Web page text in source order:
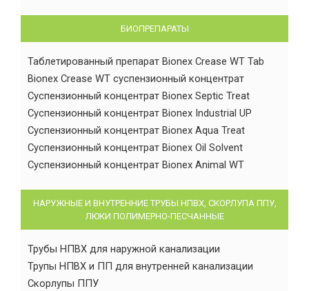
БИОПРЕПАРАТЫ
Таблетированный препарат Bionex Crease WT Tab
Bionex Crease WT суспензионный концентрат
Суспензионный концентрат Bionex Septic Treat
Суспензионный концентрат Bionex Industrial UP
Суспензионный концентрат Bionex Aqua Treat
Суспензионный концентрат Bionex Oil Solvent
Суспензионный концентрат Bionex Animal WT
НАРУЖНЫЕ И ВНУТРЕННИЕ ТРУБЫ НПВХ, СКОРЛУПА ППУ,
ЛЮКИ ПОЛИМЕРНО-ПЕСЧАННЫЕ
Трубы НПВХ для наружной канализации
Трупы НПВХ и ПП для внутренней канализации
Скорлупы ППУ